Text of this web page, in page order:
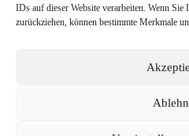
IDs auf dieser Website verarbeiten. Wenn
zurückziehen, können bestimmte Merkmale